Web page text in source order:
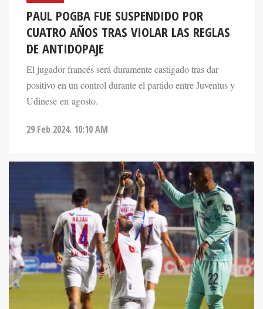
PAUL POGBA FUE SUSPENDIDO POR
CUATRO AÑOS TRAS VIOLAR LAS REGLAS
DE ANTIDOPAJE
El jugador francés será duramente castigado tras dar
positivo en un control durante el partido entre Juventus y
Udinese en agosto.
29 Feb 2024. 10:10 AM